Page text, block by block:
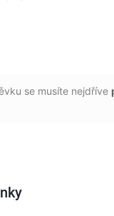
se musíte nejdříve